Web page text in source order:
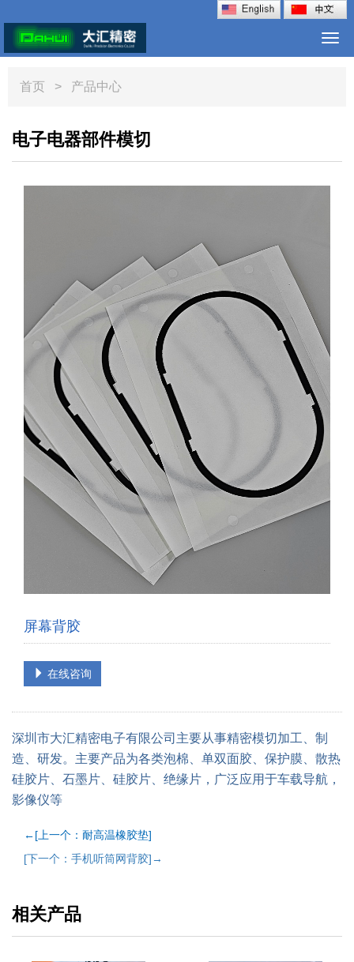
首页 > 产品中心
电子电器部件模切
屏幕背胶
在线咨询
深圳市大汇精密电子有限公司主要从事精密模切加工、制
造、研发。主要产品为各类泡棉、单双面胶、保护膜、散热
硅胶片、石墨片、硅胶片、绝缘片，广泛应用于车载导航，
影像仪等
←[上一个：耐高温橡胶垫]
[下一个：手机听筒网背胶]→
相关产品